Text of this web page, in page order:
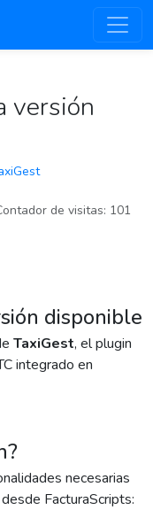
versión
de visitas: 101
disponible
TaxiGest, el plugin
integrado en
necesarias
FacturaScripts: